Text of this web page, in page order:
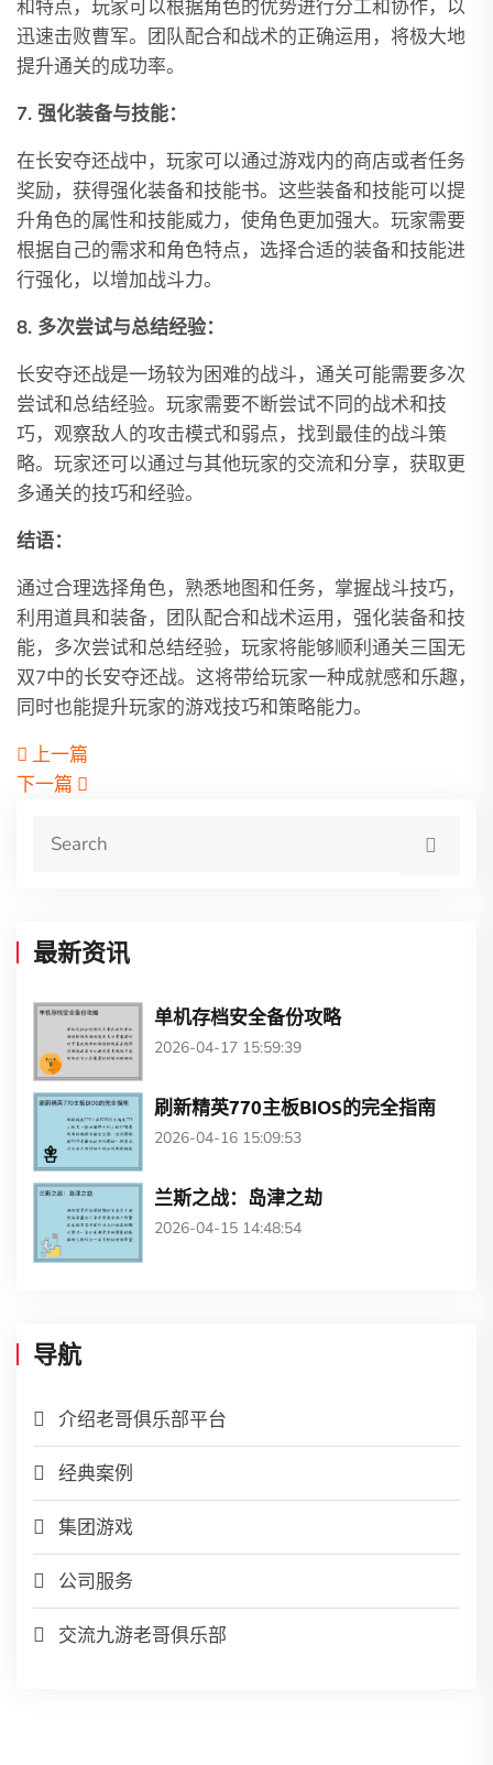
和特点，玩家可以根据角色的优势进行分工和协作，以
迅速击败曹军。团队配合和战术的正确运用，将极大地
提升通关的成功率。
7. 强化装备与技能：
在长安夺还战中，玩家可以通过游戏内的商店或者任务
奖励，获得强化装备和技能书。这些装备和技能可以提
升角色的属性和技能威力，使角色更加强大。玩家需要
根据自己的需求和角色特点，选择合适的装备和技能进
行强化，以增加战斗力。
8. 多次尝试与总结经验：
长安夺还战是一场较为困难的战斗，通关可能需要多次
尝试和总结经验。玩家需要不断尝试不同的战术和技
巧，观察敌人的攻击模式和弱点，找到最佳的战斗策
略。玩家还可以通过与其他玩家的交流和分享，获取更
多通关的技巧和经验。
结语：
通过合理选择角色，熟悉地图和任务，掌握战斗技巧，
利用道具和装备，团队配合和战术运用，强化装备和技
能，多次尝试和总结经验，玩家将能够顺利通关三国无
双7中的长安夺还战。这将带给玩家一种成就感和乐趣，
同时也能提升玩家的游戏技巧和策略能力。
上一篇
下一篇
最新资讯
单机存档安全备份攻略
2026-04-17 15:59:39
刷新精英770主板BIOS的完全指南
2026-04-16 15:09:53
兰斯之战：岛津之劫
2026-04-15 14:48:54
导航
介绍老哥俱乐部平台
经典案例
集团游戏
公司服务
交流九游老哥俱乐部